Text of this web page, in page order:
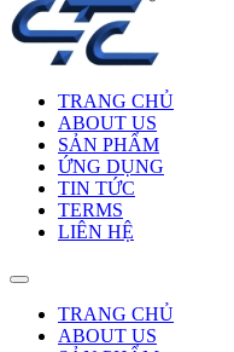
TRANG CHỦ
ABOUT US
SẢN PHẨM
ỨNG DỤNG
TIN TỨC
TERMS
LIÊN HỆ
TRANG CHỦ
ABOUT US